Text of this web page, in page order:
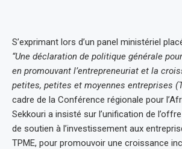
S’exprimant lors d’un panel ministériel
“Une déclaration de politique générale
en promouvant l’entrepreneuriat et la
petites, petites et moyennes entreprises
cadre de la Conférence régionale pour
Sekkouri a insisté sur l’unification de
de soutien à l’investissement aux
TPME, pour promouvoir une croissance